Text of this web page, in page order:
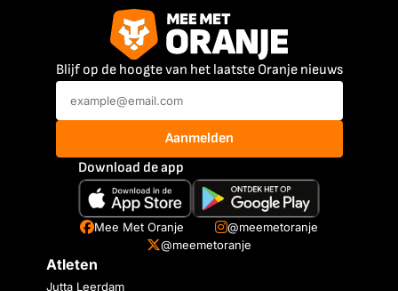
Blijf op de hoogte van het laatste Oranje nieuws
Aanmelden
Download de app
Mee Met Oranje
@meemetoranje
@meemetoranje
Atleten
Jutta Leerdam